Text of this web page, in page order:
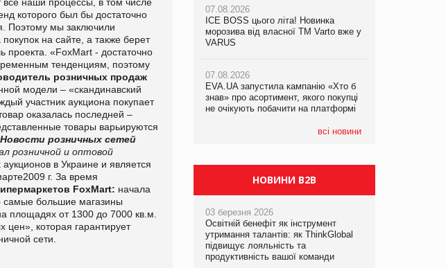
которого был бы достаточно
Поэтому мы заключили
на сайте, а также берет
проекта. «FoxMart - достаточно
тенденциям, поэтому
розничных продаж
модели – «скандинавский
участник аукциона покупает
оказалась последней –
товары варьируются
Новости розничных сетей
розничной и оптовой
в Украине и является
г. За время
FoxMart: начала
самые большие магазины
площадях от 1300 до 7000 кв.м.
которая гарантирует
сети.
07.08.2026
ICE BOSS цього літа! Новинка
морозива від власної ТМ Varto вже у
VARUS
07.08.2026
EVA.UA запустила кампанію «Хто б
знав» про асортимент, якого покупці
не очікують побачити на платформі
всі новини
06.08.2026
Смачна новинка для хвостатих: у
VARUS з’явилися паучі Varto Paw
05.08.2026
Мережа супермаркетів VARUS купує
мережу магазинів формату
компанія налічуватиме 374 магазини
07.08.2026
Франція заборонила рекламні дзвінки
НОВИНИ B2B
03 березня 2026
Освітній бенефіт як інструмент
утримання талантів: як ThinkGlobal
підвищує лояльність та
продуктивність вашої команди